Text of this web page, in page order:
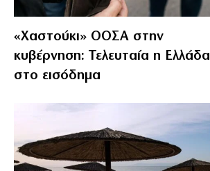
«Χαστούκι» ΟΟΣΑ στην
κυβέρνηση: Τελευταία η Ελλάδα
στο εισόδημα